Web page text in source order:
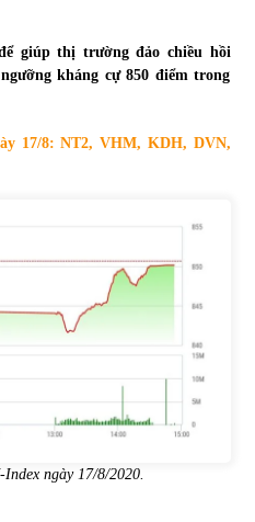
CTCK mua ròng 28,7 tỷ đồng
nhất thế giới – Bảng xếp hạng 2022
hàng tiếp tục tăng mạnh
giúp thị trường đảo chiều hồi
kháng cự 850 điểm trong
17/8: NT2, VHM, KDH, DVN,
ngày 17/8/2020.